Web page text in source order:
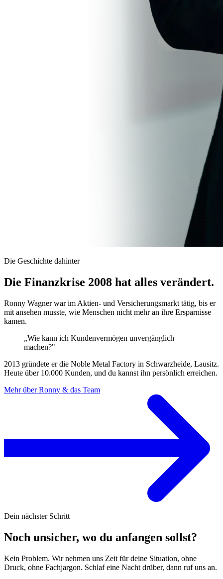
Die Geschichte dahinter
Die Finanzkrise 2008 hat alles verändert.
Ronny Wagner war im Aktien- und Versicherungsmarkt tätig, bis er
mit ansehen musste, wie Menschen nicht mehr an ihre Ersparnisse
kamen.
„Wie kann ich Kundenvermögen unvergänglich
machen?"
2013 gründete er die Noble Metal Factory in Schwarzheide, Lausitz.
Heute über 10.000 Kunden, und du kannst ihn persönlich erreichen.
Mehr über Ronny & das Team
Dein nächster Schritt
Noch unsicher, wo du anfangen sollst?
Kein Problem. Wir nehmen uns Zeit für deine Situation, ohne
Druck, ohne Fachjargon. Schlaf eine Nacht drüber, dann ruf uns an.